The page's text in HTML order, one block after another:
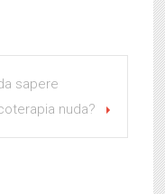
sapere
nuda?